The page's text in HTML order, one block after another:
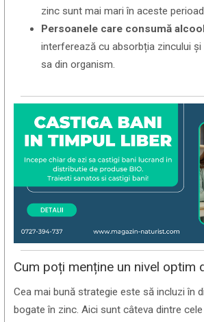
zinc sunt mai mari în aceste
Persoanele care consumă
interferează cu absorbția zincului
sa din organism.
Cum poți menține un nivel optim
Cea mai bună strategie este să incluzi în
bogate în zinc. Aici sunt câteva dintre